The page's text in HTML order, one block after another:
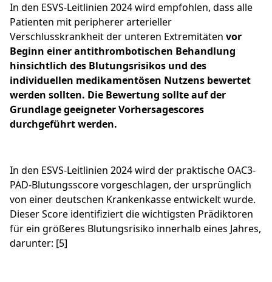
In den ESVS-Leitlinien 2024 wird empfohlen, dass alle
Patienten mit peripherer arterieller
Verschlusskrankheit der unteren Extremitäten vor
Beginn einer antithrombotischen Behandlung
hinsichtlich des Blutungsrisikos und des
individuellen medikamentösen Nutzens bewertet
werden sollten. Die Bewertung sollte auf der
Grundlage geeigneter Vorhersagescores
durchgeführt werden.
In den ESVS-Leitlinien 2024 wird der praktische OAC3-
PAD-Blutungsscore vorgeschlagen, der ursprünglich
von einer deutschen Krankenkasse entwickelt wurde.
Dieser Score identifiziert die wichtigsten Prädiktoren
für ein größeres Blutungsrisiko innerhalb eines Jahres,
darunter: [5]